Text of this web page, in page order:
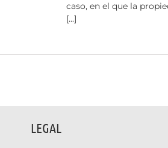
caso, en el que la
[...]
LEGAL